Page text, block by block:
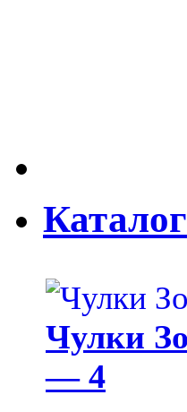
Каталог
Чулки
— 4